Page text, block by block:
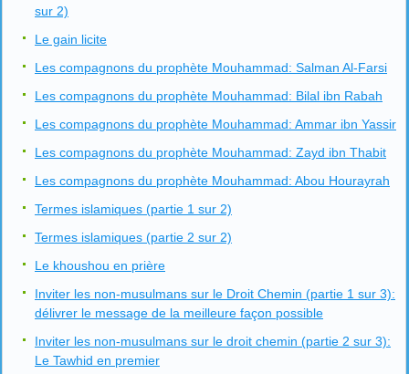
sur 2)
Le gain licite
Les compagnons du prophète Mouhammad: Salman Al-Farsi
Les compagnons du prophète Mouhammad: Bilal ibn Rabah
Les compagnons du prophète Mouhammad: Ammar ibn Yassir
Les compagnons du prophète Mouhammad: Zayd ibn Thabit
Les compagnons du prophète Mouhammad: Abou Hourayrah
Termes islamiques (partie 1 sur 2)
Termes islamiques (partie 2 sur 2)
Le khoushou en prière
Inviter les non-musulmans sur le Droit Chemin (partie 1 sur 3):
délivrer le message de la meilleure façon possible
Inviter les non-musulmans sur le droit chemin (partie 2 sur 3):
Le Tawhid en premier